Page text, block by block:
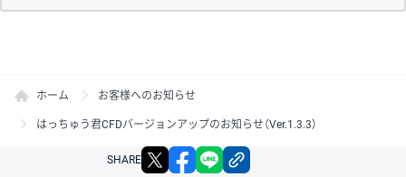
ホーム お客様へのお知らせ
はっちゅう君CFDバージョンアップのお知らせ（Ver.1.3.3）
SHARE X facebook